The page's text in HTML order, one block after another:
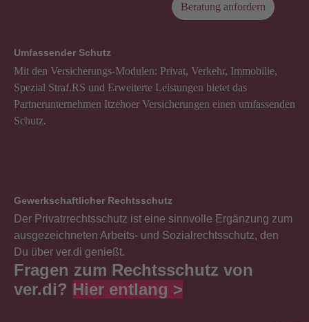
Beratung anfordern
Umfassender Schutz
Mit den Versicherungs-Modulen: Privat, Verkehr, Immobilie,
Spezial Straf.RS und Erweiterte Leistungen bietet das
Partnerunternehmen Itzehoer Versicherungen einen umfassenden
Schutz.
Gewerkschaftlicher Rechtsschutz
Der Privatrrechtsschutz ist eine sinnvolle Ergänzung zum
ausgezeichneten Arbeits- und Sozialrechtsschutz, den
Du über ver.di genießt.
Fragen zum Rechtsschutz von
ver.di? Hier entlang >